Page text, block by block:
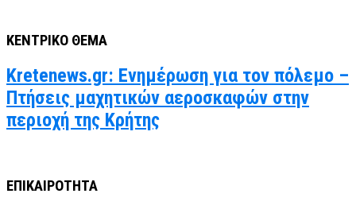
ΚΕΝΤΡΙΚΟ ΘΕΜΑ
Kretenews.gr: Ενημέρωση για τον πόλεμο –
Πτήσεις μαχητικών αεροσκαφών στην
περιοχή της Κρήτης
ΕΠΙΚΑΙΡΟΤΗΤΑ